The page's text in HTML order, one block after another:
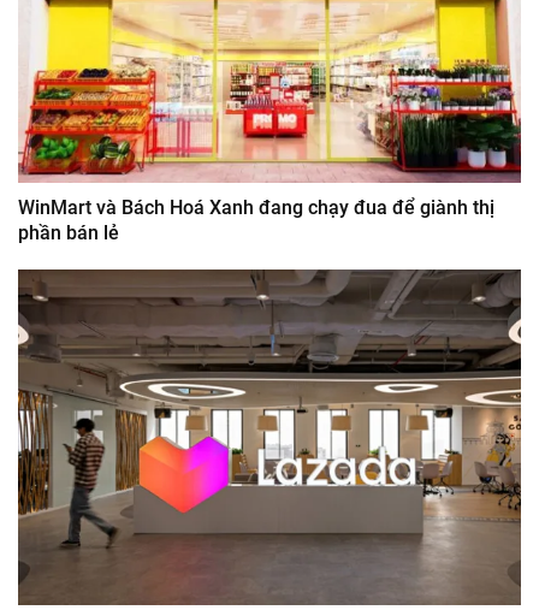
WinMart và Bách Hoá Xanh đang chạy đua để giành thị
phần bán lẻ